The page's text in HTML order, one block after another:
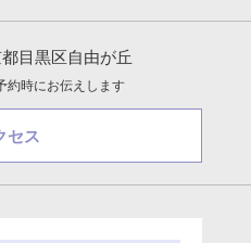
目黒区自由が丘
約時にお伝えします
セス